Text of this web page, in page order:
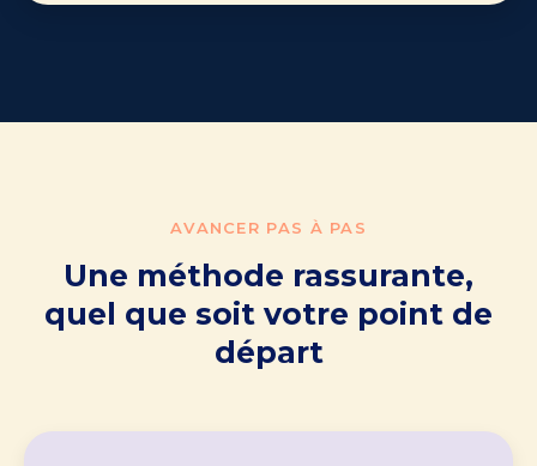
AVANCER PAS À PAS
Une méthode rassurante,
quel que soit votre point de
départ